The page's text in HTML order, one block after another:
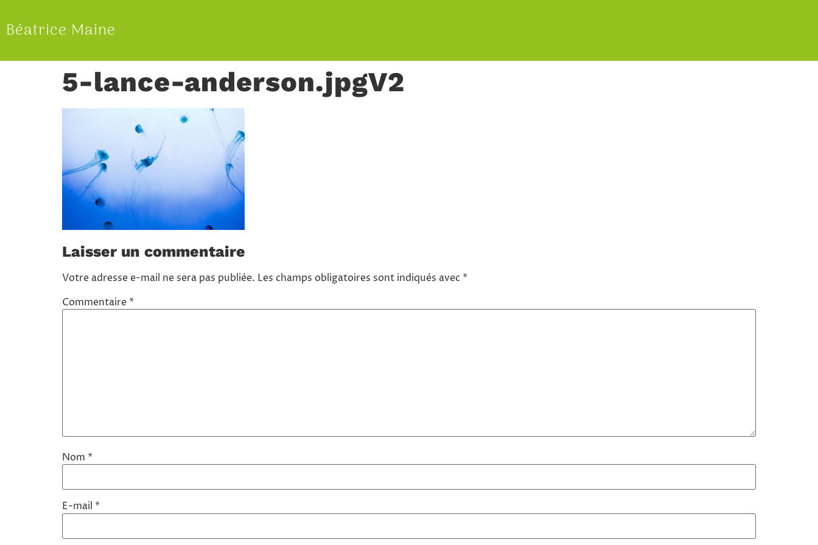
Béatrice Maine
5-lance-anderson.jpgV2
Laisser un commentaire
Votre adresse e-mail ne sera pas publiée. Les champs obligatoires sont indiqués avec*
Commentaire*
Nom *
E-mail *